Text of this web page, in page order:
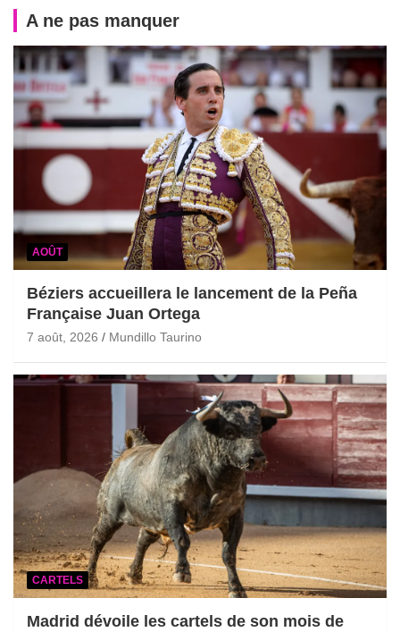
A ne pas manquer
AOÛT
Béziers accueillera le lancement de la Peña
Française Juan Ortega
7 août, 2026 Mundillo Taurino
CARTELS
Madrid dévoile les cartels de son mois de